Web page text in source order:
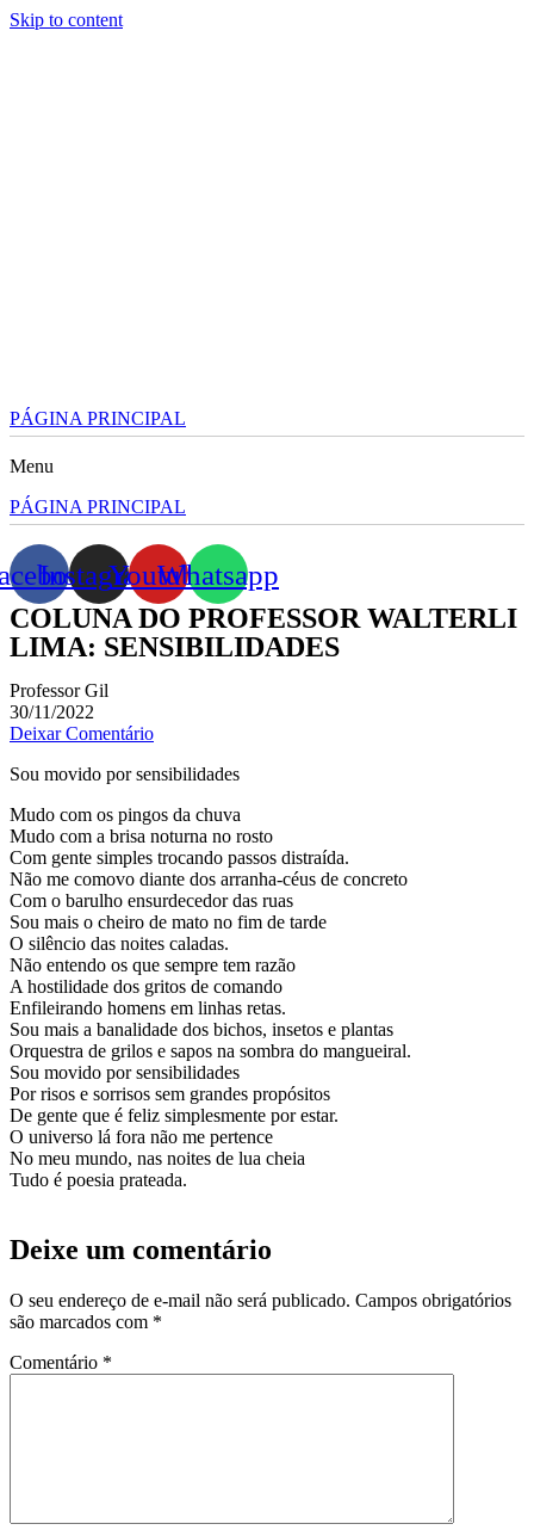
Skip to content
PÁGINA PRINCIPAL
Menu
PÁGINA PRINCIPAL
InstagramYoutubeWhatsapp
COLUNA DO PROFESSOR WALTERLI
LIMA: SENSIBILIDADES
Professor Gil
30/11/2022
Deixar Comentário
Sou movido por sensibilidades
Mudo com os pingos da chuva
Mudo com a brisa noturna no rosto
Com gente simples trocando passos distraída.
Não me comovo diante dos arranha-céus de concreto
Com o barulho ensurdecedor das ruas
Sou mais o cheiro de mato no fim de tarde
O silêncio das noites caladas.
Não entendo os que sempre tem razão
A hostilidade dos gritos de comando
Enfileirando homens em linhas retas.
Sou mais a banalidade dos bichos, insetos e plantas
Orquestra de grilos e sapos na sombra do mangueiral.
Sou movido por sensibilidades
Por risos e sorrisos sem grandes propósitos
De gente que é feliz simplesmente por estar.
O universo lá fora não me pertence
No meu mundo, nas noites de lua cheia
Tudo é poesia prateada.
Deixe um comentário
O seu endereço de e-mail não será publicado. Campos obrigatórios
são marcados com *
Comentário *